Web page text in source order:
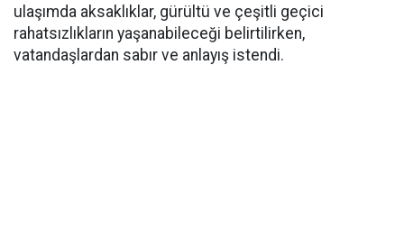
ulaşımda aksaklıklar, gürültü ve çeşitli geçici
rahatsızlıkların yaşanabileceği belirtilirken,
vatandaşlardan sabır ve anlayış istendi.